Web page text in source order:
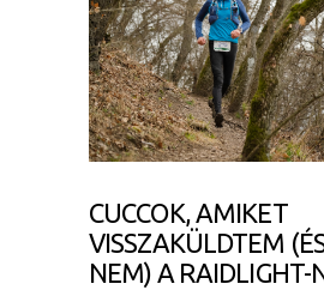
CUCCOK, AMIKET
VISSZAKÜLDTEM
NEM) A RAIDLIGHT-